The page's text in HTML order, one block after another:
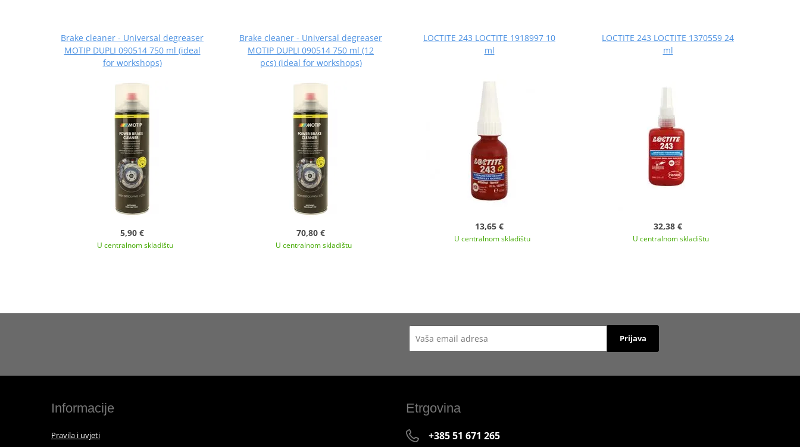
Brake cleaner - Universal degreaser
MOTIP DUPLI 090514 750 ml (ideal
for workshops)
5,90 €
U centralnom skladištu
Brake cleaner - Universal degreaser
MOTIP DUPLI 090514 750 ml (12
pcs) (ideal for workshops)
70,80 €
U centralnom skladištu
LOCTITE 243 LOCTITE 1918997 10
ml
13,65 €
U centralnom skladištu
LOCTITE 243 LOCTITE 1370559 24
ml
32,38 €
U centralnom skladištu
Prijava
Informacije
Pravila i uvjeti
Etrgovina
+385 51 671 265